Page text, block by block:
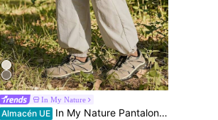
In My Nature
Almacén UE In My Nature Pantalones casuales de uso diario con cintura elástica y cordón, de unicolor, para mujer